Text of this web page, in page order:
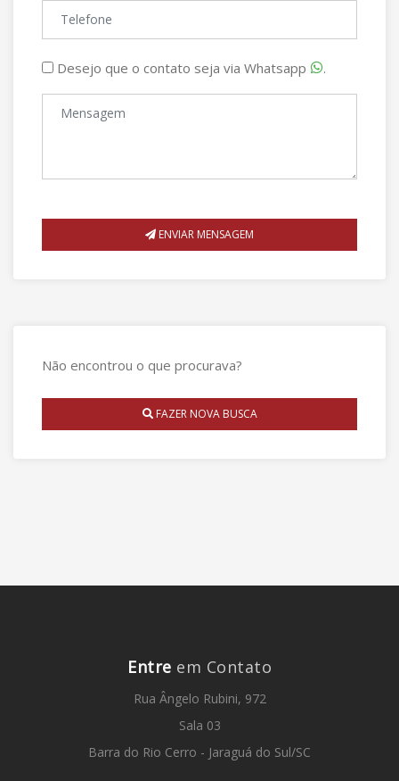
Desejo que o contato seja via Whatsapp .
ENVIAR MENSAGEM
Não encontrou o que procurava?
FAZER NOVA BUSCA
Entre em Contato
Rua Ângelo Rubini, 972
Sala 03
Barra do Rio Cerro - Jaraguá do Sul/SC